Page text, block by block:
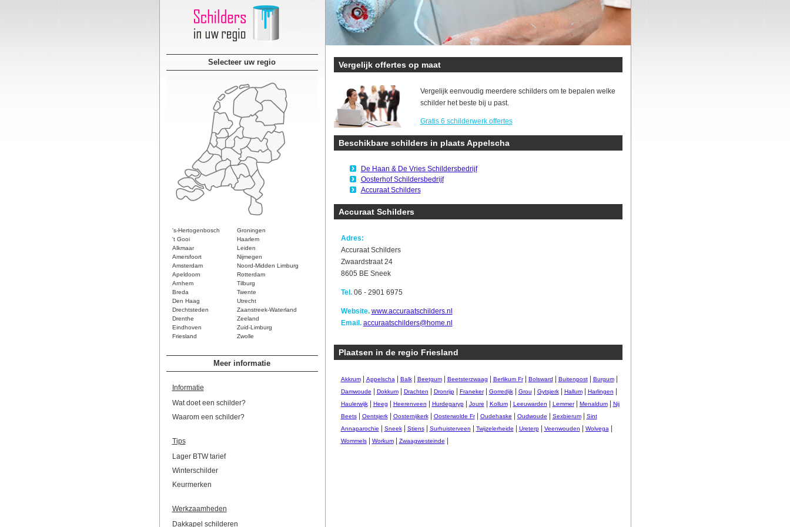
Selecteer uw regio
's-Hertogenbosch
Groningen
't Gooi
Haarlem
Alkmaar
Leiden
Amersfoort
Nijmegen
Amsterdam
Noord-Midden Limburg
Apeldoorn
Rotterdam
Arnhem
Tilburg
Breda
Twente
Den Haag
Utrecht
Drechtsteden
Zaanstreek-Waterland
Drenthe
Zeeland
Eindhoven
Zuid-Limburg
Friesland
Zwolle
Meer informatie
Informatie
Wat doet een schilder?
Waarom een schilder?
Tips
Lager BTW tarief
Winterschilder
Keurmerken
Werkzaamheden
Dakkapel schilderen
Vergelijk offertes op maat
Vergelijk eenvoudig meerdere schilders om te bepalen welke
schilder het beste bij u past.
Gratis 6 schilderwerk offertes
Beschikbare schilders in plaats Appelscha
De Haan & De Vries Schildersbedrijf
Oosterhof Schildersbedrijf
Accuraat Schilders
Accuraat Schilders
Adres:
Accuraat Schilders
Zwaardstraat 24
8605 BE Sneek
Tel.06 - 2901 6975
Website. www.accuraatschilders.nl
Email. accuraatschilders@home.nl
Plaatsen in de regio Friesland
Akkrum| Appelscha| Balk| Beetgum| Beetsterzwaag Berlikum Fr| Bolsward Buitenpost| Burgum|
Damwoude Dokkum| Drachten Dronrijp| Franeker| Gorredijk| Grou Gytsjerk| Hallum| Harlingen
Haulerwijk| Heeg Heerenveen Hurdegaryp| Joure Kollum| Leeuwarden Lemmer| Menaldum|
Nij
Beets| Oentsjerk| Oosternijkerk| Oosterwolde Fr| Oudehaske Oudwoude Sexbierum|
Sint
Annaparochie
Sneek| Stiens| Surhuisterveen Twijzelerheide Ureterp| Veenwouden Wolvega|
Wommels| Workum| Zwaagwesteinde